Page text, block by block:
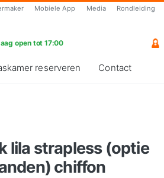
Mobiele App Media Rondleiding
open tot 17:00
reserveren Contact
lila strapless (optie
chiffon